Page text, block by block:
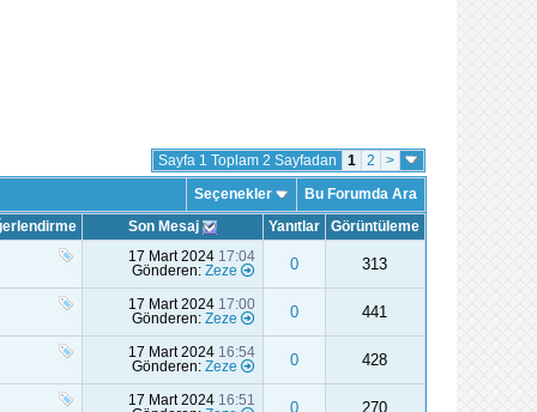
Sayfa 1 Toplam 2 Sayfadan 1 2 >
Seçenekler Bu Forumda Ara
Son Mesaj Yanıtlar Görüntüleme
17 Mart 2024 17:04
Gönderen: Zeze 0 313
17 Mart 2024 17:00
Gönderen: Zeze 0 441
17 Mart 2024 16:54
Gönderen: Zeze 0 428
17 Mart 2024 16:51
0 270